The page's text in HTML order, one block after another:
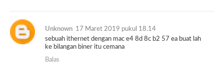
Unknown 17 Maret 2019 pukul 18.14
sebuah ithernet dengan mac e4 8d 8c b2 57 ea buat lah
ke bilangan biner itu cemana
Balas